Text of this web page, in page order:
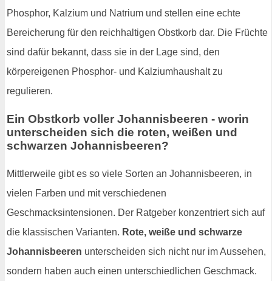
Phosphor, Kalzium und Natrium und stellen eine echte
Bereicherung für den reichhaltigen Obstkorb dar. Die Früchte
sind dafür bekannt, dass sie in der Lage sind, den
körpereigenen Phosphor- und Kalziumhaushalt zu
regulieren.
Ein Obstkorb voller Johannisbeeren - worin
unterscheiden sich die roten, weißen und
schwarzen Johannisbeeren?
Mittlerweile gibt es so viele Sorten an Johannisbeeren, in
vielen Farben und mit verschiedenen
Geschmacksintensionen. Der Ratgeber konzentriert sich auf
die klassischen Varianten. Rote, weiße und schwarze
Johannisbeeren unterscheiden sich nicht nur im Aussehen,
sondern haben auch einen unterschiedlichen Geschmack.